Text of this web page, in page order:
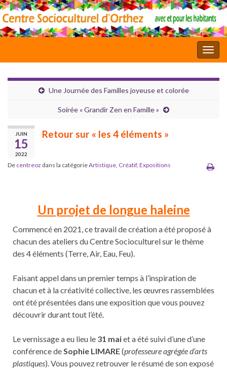
Une Journée des Familles joyeuse et colorée
Soirée « Grandir Zen en Famille »
JUIN
15
2022
Retour sur « les 4 éléments »
De centreoz dans la catégorieArtistique, Créatif, Expositions
Un projet de longue haleine
Commencé en 2021, ce travail de création a été proposé à
chacun des ateliers du Centre Socioculturel sur le thème
des 4 éléments (Terre, Air, Eau, Feu).
Faisant appel dans un premier temps à l’inspiration de
chacun et à la créativité collective, les œuvres rassemblées
ont été présentées dans une exposition que vous pouvez
découvrir durant tout l’été.
Le vernissage a eu lieu le 31 maiet a été suivi d’une d’une
conférence deSophie LIMARE(professeure agrégée d’arts
plastiques). Vous pouvez retrouver le résumé de son exposé